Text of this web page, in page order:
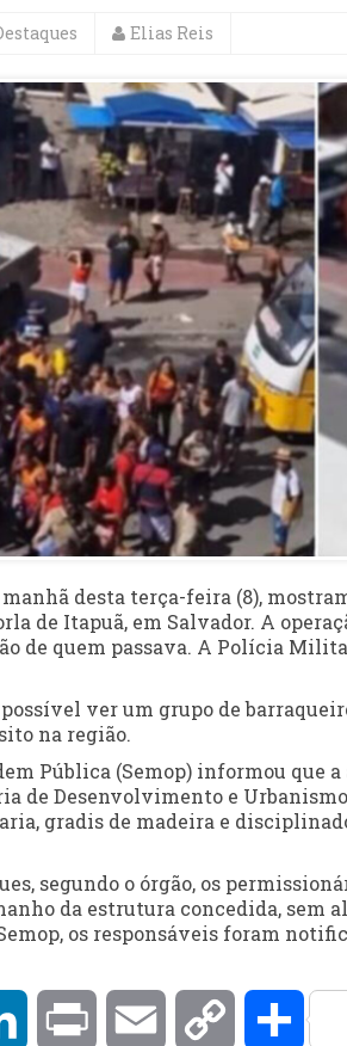
Elias Reis
desta terça-feira (8),
de Itapuã, em Salvador. A
de quem passava. A Polícia
ver um grupo de
na região.
Pública (Semop) informou que
de Desenvolvimento e Urbanismo
gradis de madeira e
segundo o órgão, os
da estrutura concedida, sem
os responsáveis foram
LinkedInPrint Email Copy